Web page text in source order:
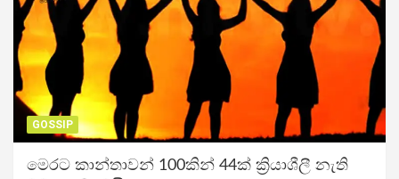
GOSSIP
මෙරට කාන්තාවන් 100කින් 44ක් ක්‍රියාශීලී නැති